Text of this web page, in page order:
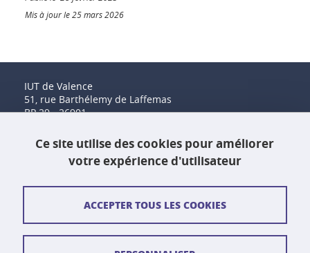
Mis à jour le 25 mars 2026
IUT de Valence
51, rue Barthélemy de Laffemas
BP 29 - 26901
Tél. : 04 75 41 88 00
Fax : 04 75 41 88 44
Contact et plan d'accès
Plan du site
Ce site utilise des cookies pour améliorer
votre expérience d'utilisateur
ACCEPTER TOUS LES COOKIES